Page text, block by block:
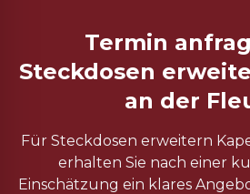
Termin
Steckdosen
an der
Für Steckdosen erweitern
erhalten Sie nach einer
Einschätzung ein klares